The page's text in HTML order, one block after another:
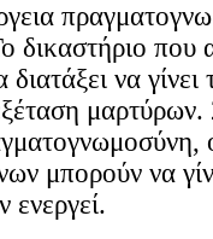
που
να
μαρτύρων.
μπορούν να
ενεργεί.